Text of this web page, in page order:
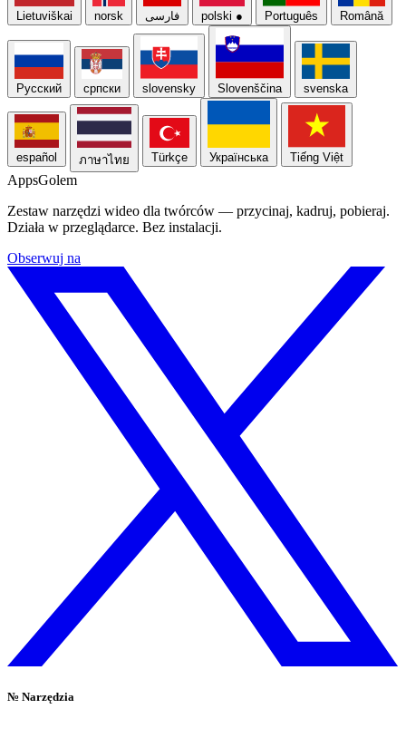
Lietuviškai norsk فارسی polski ● Português Română
Русский српски slovensky Slovenščina svenska
español ภาษาไทย Türkçe Українська Tiếng Việt
AppsGolem
Zestaw narzędzi wideo dla twórców — przycinaj, kadruj, pobieraj.
Działa w przeglądarce. Bez instalacji.
Obserwuj na
№ Narzędzia